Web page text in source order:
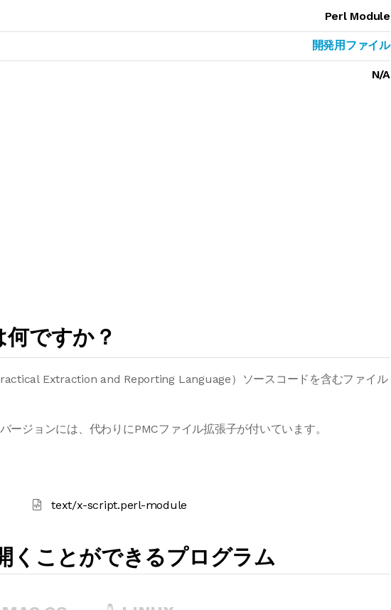
Perl Module
開発用ファイル
N/A
ですか？
Extraction and Reporting Language）ソースコードを含むファイル
ージョンには、代わりにPMCファイル拡張子が付いています。
text/x-script.perl-module
くことができるプログラム